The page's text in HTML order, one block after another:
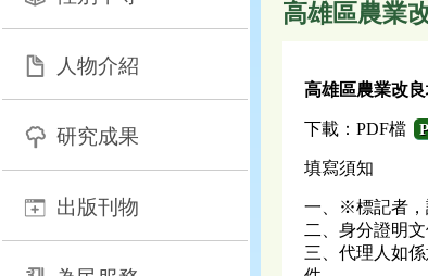
人物介紹
研究成果
出版刊物
高雄區農業
高雄區農業改
下載：PDF檔
填寫須知
一、※標記者，
二、身分證明
三、代理人如